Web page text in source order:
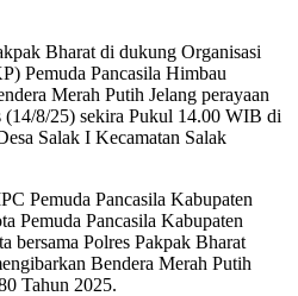
Bharat di dukung Organisasi
Pemuda Pancasila Himbau
Merah Putih Jelang perayaan
8/25) sekira Pukul 14.00 WIB di
Salak I Kecamatan Salak
Pemuda Pancasila Kabupaten
Pemuda Pancasila Kabupaten
bersama Polres Pakpak Bharat
Bendera Merah Putih
Tahun 2025.